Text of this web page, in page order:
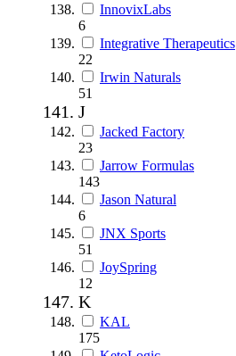
InnovixLabs
6
Integrative Therapeutics
22
Irwin Naturals
51
J
Jacked Factory
23
Jarrow Formulas
143
Jason Natural
6
JNX Sports
51
JoySpring
12
K
KAL
175